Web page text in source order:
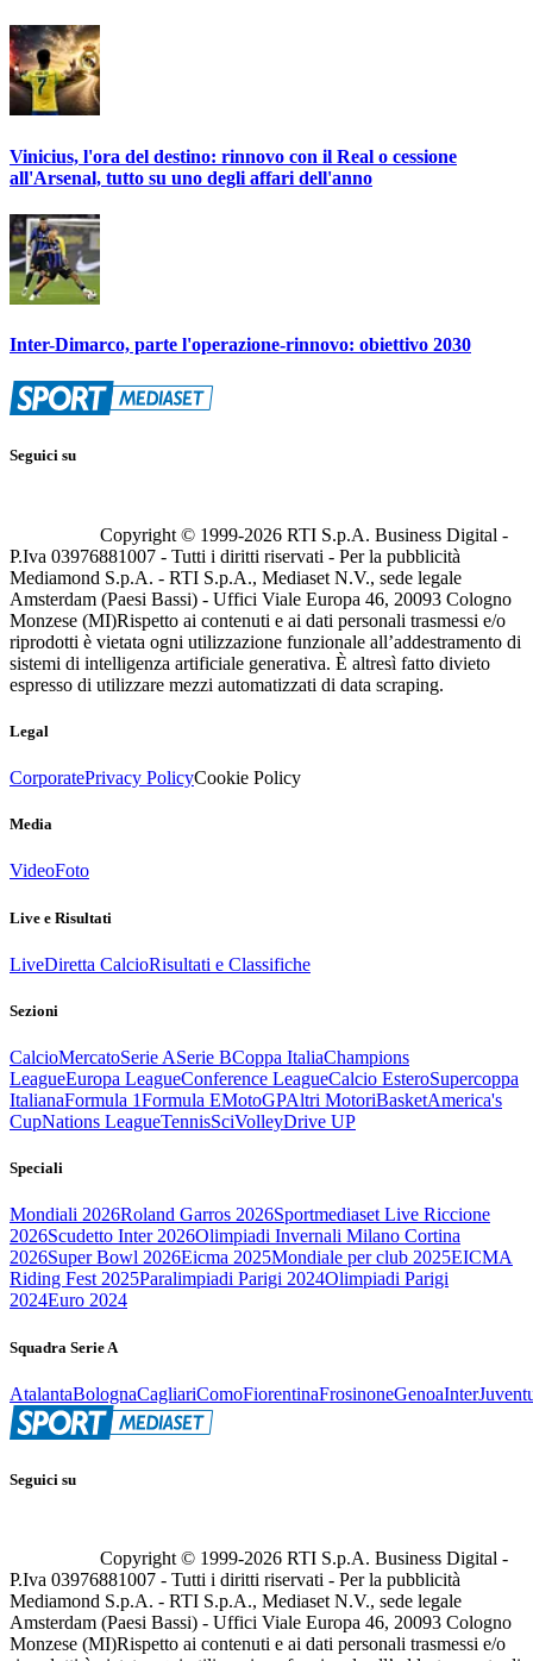
Vinicius, l'ora del destino: rinnovo con il Real o cessione
all'Arsenal, tutto su uno degli affari dell'anno
Inter-Dimarco, parte l'operazione-rinnovo: obiettivo 2030
Seguici su
Copyright © 1999-2026 RTI S.p.A. Business Digital -
P.Iva 03976881007 - Tutti i diritti riservati - Per la pubblicità
Mediamond S.p.A. - RTI S.p.A., Mediaset N.V., sede legale
Amsterdam (Paesi Bassi) - Uffici Viale Europa 46, 20093 Cologno
Monzese (MI)Rispetto ai contenuti e ai dati personali trasmessi e/o
riprodotti è vietata ogni utilizzazione funzionale all’addestramento di
sistemi di intelligenza artificiale generativa. È altresì fatto divieto
espresso di utilizzare mezzi automatizzati di data scraping.
Legal
CorporatePrivacy PolicyCookie Policy
Media
VideoFoto
Live e Risultati
LiveDiretta CalcioRisultati e Classifiche
Sezioni
CalcioMercatoSerie ASerie BCoppa ItaliaChampions
LeagueEuropa LeagueConference LeagueCalcio EsteroSupercoppa
ItalianaFormula 1Formula EMotoGPAltri MotoriBasketAmerica's
CupNations LeagueTennisSciVolleyDrive UP
Speciali
Mondiali 2026Roland Garros 2026Sportmediaset Live Riccione
2026Scudetto Inter 2026Olimpiadi Invernali Milano Cortina
2026Super Bowl 2026Eicma 2025Mondiale per club 2025EICMA
Riding Fest 2025Paralimpiadi Parigi 2024Olimpiadi Parigi
2024Euro 2024
Squadra Serie A
AtalantaBolognaCagliariComoFiorentinaFrosinoneGenoaInter
Seguici su
Copyright © 1999-2026 RTI S.p.A. Business Digital -
P.Iva 03976881007 - Tutti i diritti riservati - Per la pubblicità
Mediamond S.p.A. - RTI S.p.A., Mediaset N.V., sede legale
Amsterdam (Paesi Bassi) - Uffici Viale Europa 46, 20093 Cologno
Monzese (MI)Rispetto ai contenuti e ai dati personali trasmessi e/o